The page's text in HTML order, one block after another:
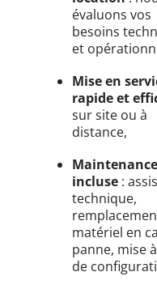
évaluons vos
besoins
et
Mise en
rapide et
sur site ou à
distance,
Maintenance
incluse :
technique,
matériel en
panne, mise
de